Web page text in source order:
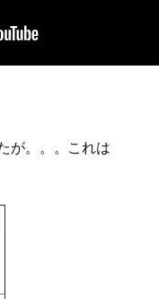
が。。。これは